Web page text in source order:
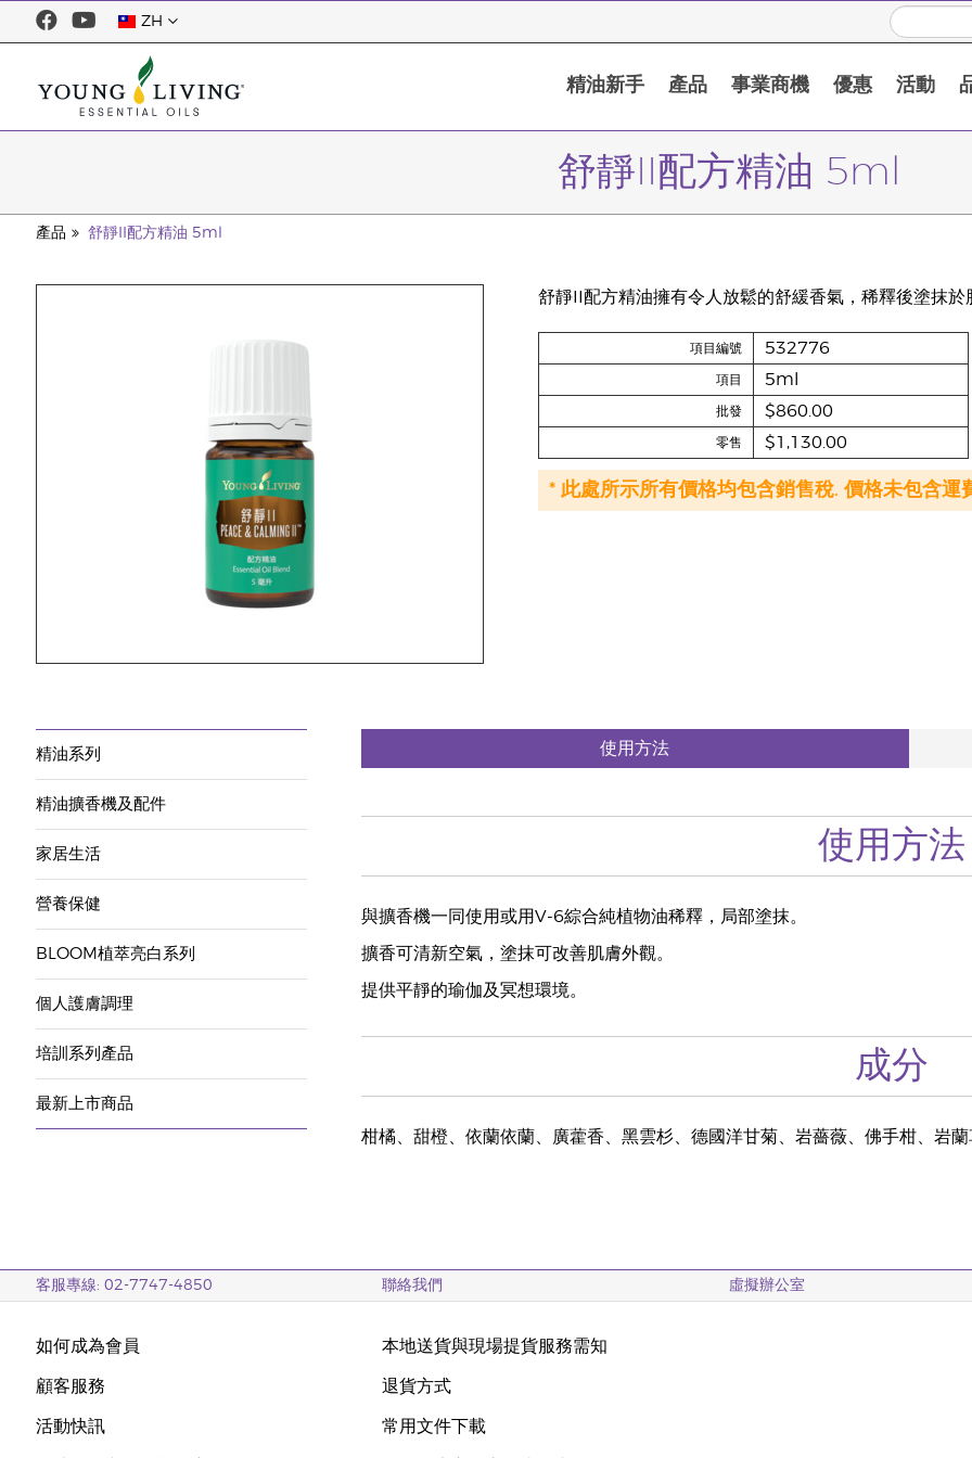
ZH
精油新手 產品 事業商機 優惠 活動
舒靜II配方精油 5ml
產品 舒靜II配方精油 5ml
舒靜II配方精油擁有令人放鬆的舒緩香氣，稀釋後塗抹
項目編號 532776
項目 5ml
批發 $860.00
零售 $1,130.00
* 此處所示所有價格均包含銷售稅. 價格未包含運
精油系列
精油擴香機及配件
家居生活
營養保健
BLOOM植萃亮白系列
個人護膚調理
培訓系列產品
最新上市商品
使用方法
使用方法
與擴香機一同使用或用V-6綜合純植物油稀釋，局部塗抹。
擴香可清新空氣，塗抹可改善肌膚外觀。
提供平靜的瑜伽及冥想環境。
成分
柑橘、甜橙、依蘭依蘭、廣藿香、黑雲杉、德國洋甘菊、岩薔薇、佛手柑、岩
客服專線: 02-7747-4850 聯絡我們 虛擬辦公室
如何成為會員
顧客服務
活動快訊
本地送貨與現場提貨服務需知
退貨方式
常用文件下載